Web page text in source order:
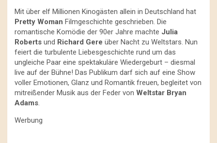
Mit über elf Millionen Kinogästen allein in Deutschland hat
Pretty Woman Filmgeschichte geschrieben. Die
romantische Komödie der 90er Jahre machte Julia
Roberts und Richard Gere über Nacht zu Weltstars. Nun
feiert die turbulente Liebesgeschichte rund um das
ungleiche Paar eine spektakuläre Wiedergeburt – diesmal
live auf der Bühne! Das Publikum darf sich auf eine Show
voller Emotionen, Glanz und Romantik freuen, begleitet von
mitreißender Musik aus der Feder von Weltstar Bryan
Adams.
Werbung